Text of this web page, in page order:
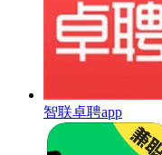
智联卓聘app